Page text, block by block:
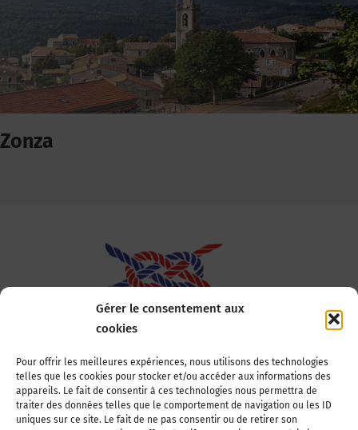
Gérer le consentement aux
cookies
Pour offrir les meilleures expériences, nous utilisons des technologies
telles que les cookies pour stocker et/ou accéder aux informations des
appareils. Le fait de consentir à ces technologies nous permettra de
traiter des données telles que le comportement de navigation ou les ID
uniques sur ce site. Le fait de ne pas consentir ou de retirer son
Zonza
Association Nationale des Elus des Littoraux
22, boulevard de la Tour-Maubourg
75007 Paris
Tél : 01 44 11 11 70